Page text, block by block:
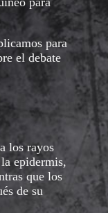
para
el debate
los rayos
epidermis,
que los
de su